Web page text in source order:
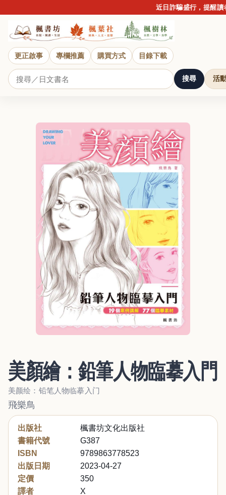
近日詐騙盛行，提醒讀
更正啟事 專欄推薦 購買方式 目錄下載
搜尋 活
美顏繪：鉛筆人物臨摹入門
美颜绘：铅笔人物临摹入门
飛樂鳥
出版社
楓書坊文化出版社
書籍代號
G387
ISBN
9789863778523
出版日期
2023-04-27
定價
350
譯者
X